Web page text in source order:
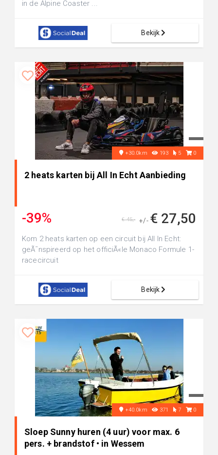
in de Alpine Coaster ...
Bekijk
+30.0km 193 5 0
2 heats karten bij All In Echt Aanbieding
-39% +/- € 27,50
€ 45,-
Kom 2 heats karten op een circuit bij All In Echt:
geÃ¯nspireerd op het officiÃ«le Monaco Formule 1-
racecircuit
Bekijk
+40.0km 371 7 0
Sloep Sunny huren (4 uur) voor max. 6
pers. + brandstof • in Wessem